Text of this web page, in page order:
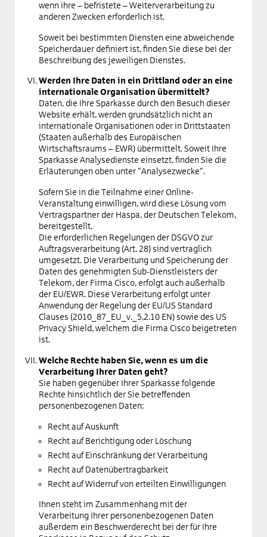
wenn ihre – befristete – Weiterverarbeitung zu
anderen Zwecken erforderlich ist.
Soweit bei bestimmten Diensten eine abweichende
Speicherdauer definiert ist, finden Sie diese bei der
Beschreibung des jeweiligen Dienstes.
Werden Ihre Daten in ein Drittland oder an eine
internationale Organisation übermittelt?
Daten, die Ihre Sparkasse durch den Besuch dieser
Website erhält, werden grundsätzlich nicht an
internationale Organisationen oder in Drittstaaten
(Staaten außerhalb des Europäischen
Wirtschaftsraums – EWR) übermittelt. Soweit Ihre
Sparkasse Analysedienste einsetzt, finden Sie die
Erläuterungen oben unter “Analysezwecke“.
Sofern Sie in die Teilnahme einer Online-
Veranstaltung einwilligen, wird diese Lösung vom
Vertragspartner der Haspa, der Deutschen Telekom,
bereitgestellt.
Die erforderlichen Regelungen der DSGVO zur
Auftragsverarbeitung (Art. 28) sind vertraglich
umgesetzt. Die Verarbeitung und Speicherung der
Daten des genehmigten Sub-Dienstleisters der
Telekom, der Firma Cisco, erfolgt auch außerhalb
der EU/EWR. Diese Verarbeitung erfolgt unter
Anwendung der Regelung der EU/US Standard
Clauses (2010_87_EU_v._5.2.10 EN) sowie des US
Privacy Shield, welchem die Firma Cisco beigetreten
ist.
Welche Rechte haben Sie, wenn es um die
Verarbeitung Ihrer Daten geht?
Sie haben gegenüber Ihrer Sparkasse folgende
Rechte hinsichtlich der Sie betreffenden
personenbezogenen Daten:
Recht auf Auskunft
Recht auf Berichtigung oder Löschung
Recht auf Einschränkung der Verarbeitung
Recht auf Datenübertragbarkeit
Recht auf Widerruf von erteilten Einwilligungen
Ihnen steht im Zusammenhang mit der
Verarbeitung Ihrer personenbezogenen Daten
außerdem ein Beschwerderecht bei der für Ihre